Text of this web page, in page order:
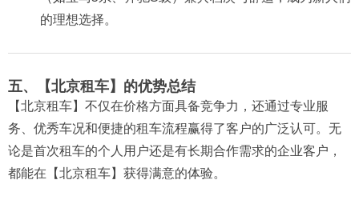
的理想选择。
五、【北京租车】的优势总结
【北京租车】不仅在价格方面具备竞争力，还通过专业服
务、优秀车况和便捷的租车流程赢得了客户的广泛认可。无
论是首次租车的个人用户还是有长期合作需求的企业客户，
都能在【北京租车】获得满意的体验。